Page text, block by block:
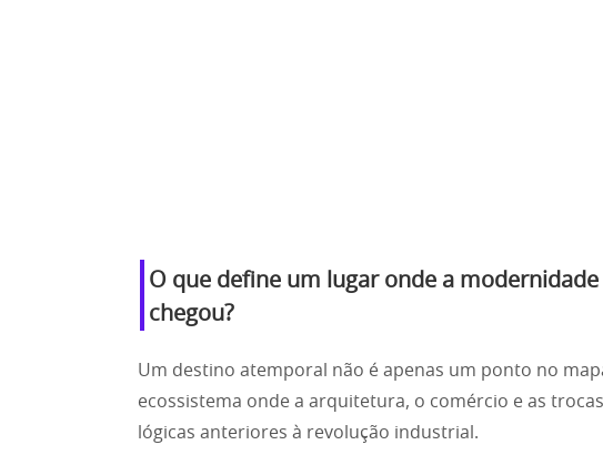
O que define um lugar onde a
chegou?
Um destino atemporal não é apenas um ponto no
ecossistema onde a arquitetura, o comércio e as
lógicas anteriores à revolução industrial.